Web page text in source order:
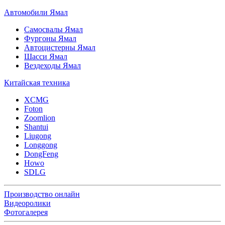
Автомобили Ямал
Самосвалы Ямал
Фургоны Ямал
Автоцистерны Ямал
Шасси Ямал
Вездеходы Ямал
Китайская техника
XCMG
Foton
Zoomlion
Shantui
Liugong
Longgong
DongFeng
Howo
SDLG
Производство онлайн
Видеоролики
Фотогалерея